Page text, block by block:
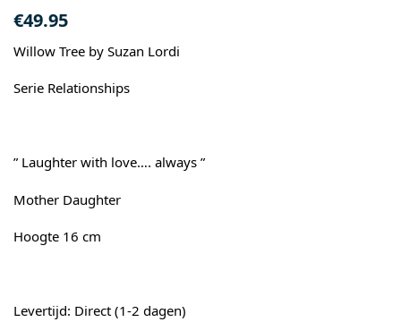
€49.95
Willow Tree by Suzan Lordi
Serie Relationships
” Laughter with love…. always ”
Mother Daughter
Hoogte 16 cm
Levertijd: Direct (1-2 dagen)